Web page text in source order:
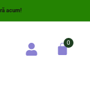
acum!